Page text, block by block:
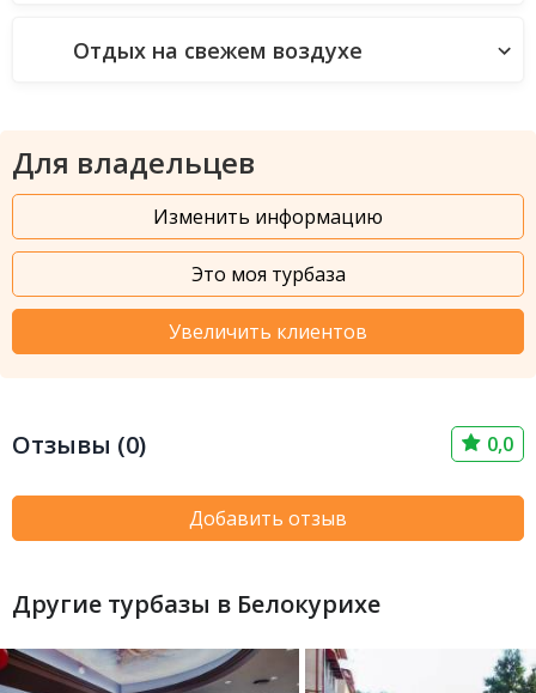
Отдых на свежем воздухе
Для владельцев
Изменить информацию
Это моя турбаза
Увеличить клиентов
Отзывы (0) 0,0
Добавить отзыв
Другие турбазы в Белокурихе